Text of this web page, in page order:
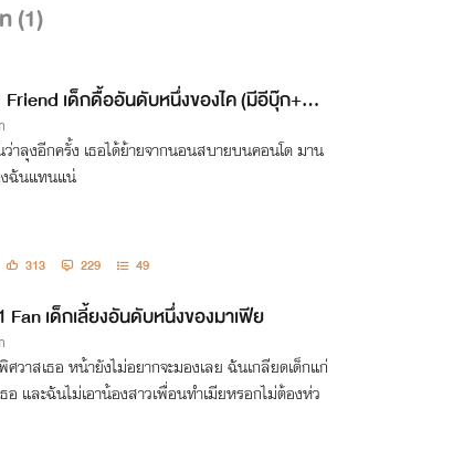
(1)
Friend เด็กดื้ออันดับหนึ่งของไค (มีอีบุ๊ก+ภา
บ)
ว่าลุงอีกครั้ง เธอได้ย้ายจากนอนสบายบนคอนโด มาน
ฉันแทนแน่
313 229 49
Fan เด็กเลี้ยงอันดับหนึ่งของมาเฟีย
วาสเธอ หน้ายังไม่อยากจะมองเลย ฉันเกลียดเด็กแก่
อ และฉันไม่เอาน้องสาวเพื่อนทำเมียหรอกไม่ต้องห่ว